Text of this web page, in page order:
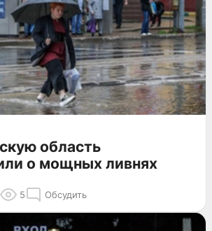
область
о мощных ливнях
5 Обсудить